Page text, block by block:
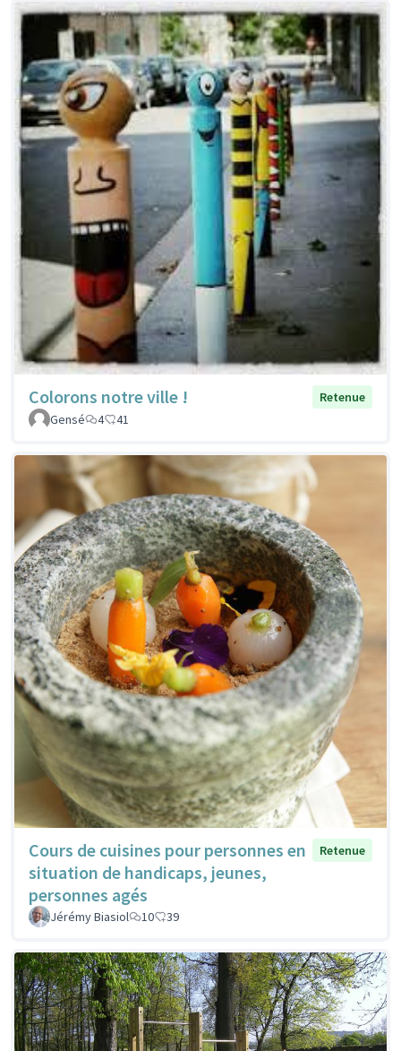
Colorons notre ville !
Retenue
Gensé
4 41
Cours de cuisines pour personnes en
situation de handicaps, jeunes,
personnes agés
Retenue
Jérémy Biasiol 10 39